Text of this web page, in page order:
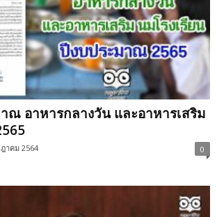
ณ อาหารกลางวัน และอาหารเสริม
าคม 2564 0